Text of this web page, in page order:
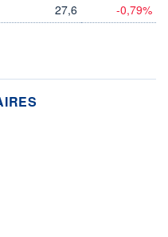
27,6 -0,79%